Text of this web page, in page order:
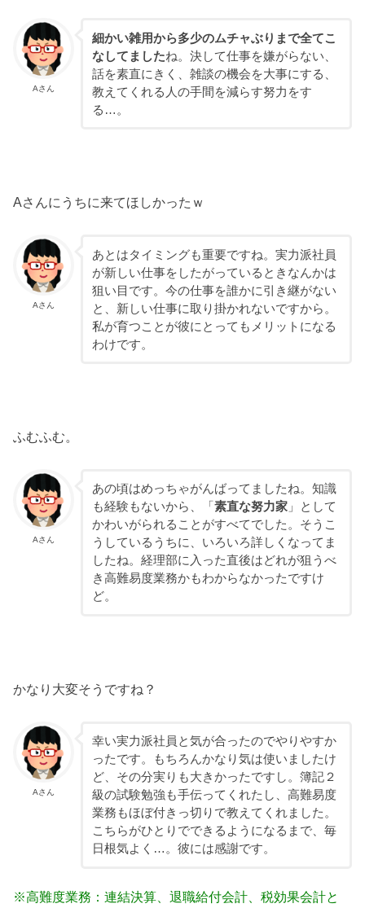
Aさん
細かい雑用から多少のムチャぶりまで全てこ
なしてましたね。決して仕事を嫌がらない、
話を素直にきく、雑談の機会を大事にする、
教えてくれる人の手間を減らす努力をす
る…。
Aさんにうちに来てほしかったｗ
Aさん
あとはタイミングも重要ですね。実力派社員
が新しい仕事をしたがっているときなんかは
狙い目です。今の仕事を誰かに引き継がない
と、新しい仕事に取り掛かれないですから。
私が育つことが彼にとってもメリットになる
わけです。
ふむふむ。
Aさん
あの頃はめっちゃがんばってましたね。知識
も経験もないから、「 素直な努力家」として
かわいがられることがすべてでした。そうこ
うしているうちに、いろいろ詳しくなってま
したね。経理部に入った直後はどれが狙うべ
き高難易度業務かもわからなかったですけ
ど。
かなり大変そうですね？
Aさん
幸い実力派社員と気が合ったのでやりやすか
ったです。もちろんかなり気は使いましたけ
ど、その分実りも大きかったですし。簿記２
級の試験勉強も手伝ってくれたし、高難易度
業務もほぼ付きっ切りで教えてくれました。
こちらがひとりでできるようになるまで、毎
日根気よく…。彼には感謝です。
※高難度業務：連結決算、退職給付会計、税効果会計と